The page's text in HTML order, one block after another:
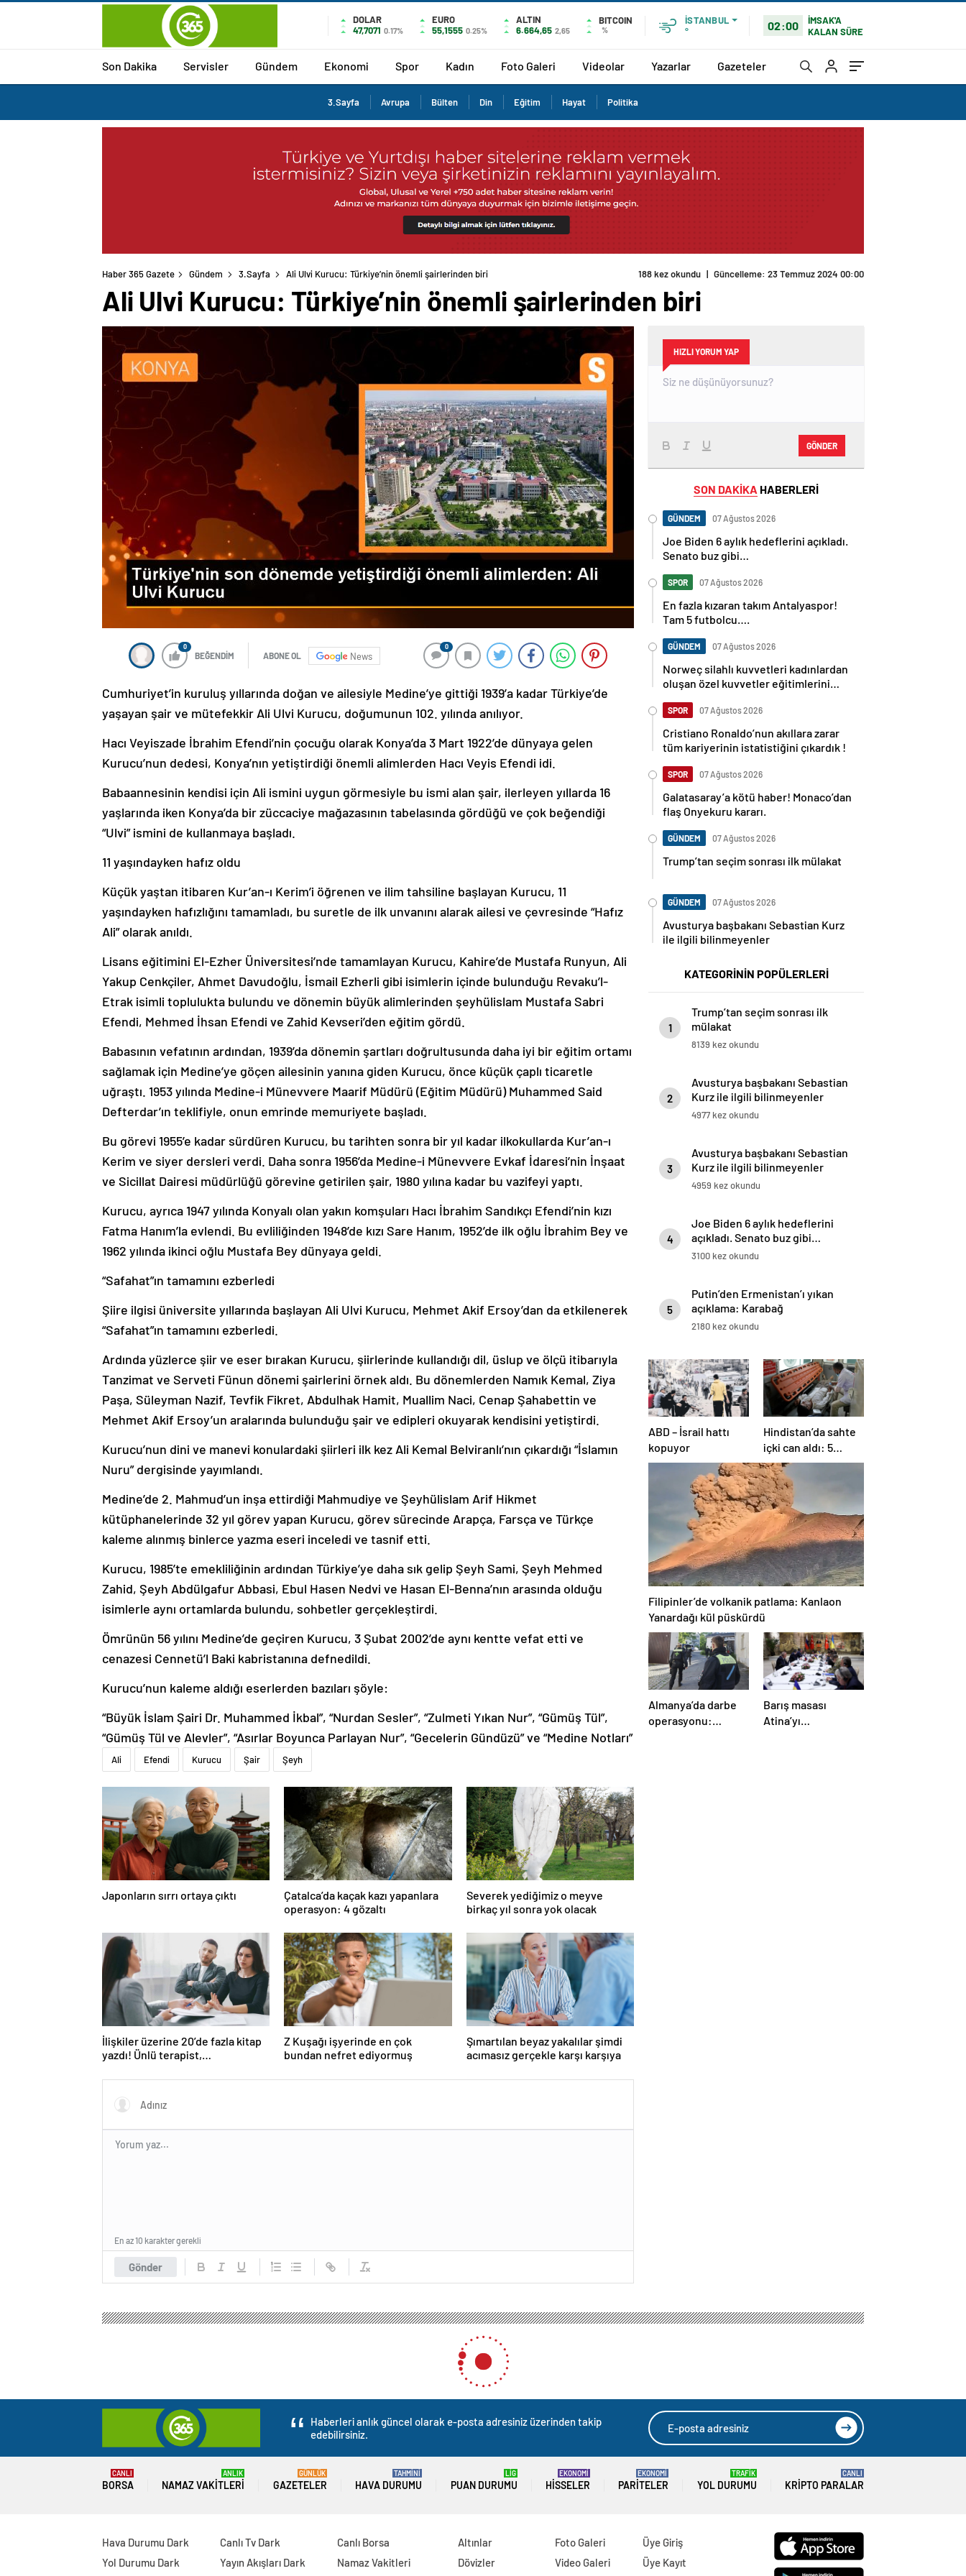
DOLAR
47,7071 0.17%
EURO
55,1555 0.25%
ALTIN
6.664,65 2,65
BITCOIN
%
İSTANBUL
°
02:00
İMSAK'A
KALAN SÜRE
Son Dakika Servisler Gündem Ekonomi Spor Kadın Foto Galeri Videolar Yazarlar Gazeteler
3.Sayfa Avrupa Bülten Din Eğitim Hayat Politika
Haber 365 Gazete Gündem 3.Sayfa Ali Ulvi Kurucu: Türkiye’nin önemli şairlerinden biri 188 kez okundu | Güncelleme: 23 Temmuz 2024 00:00
Ali Ulvi Kurucu: Türkiye’nin önemli şairlerinden biri
0
BEĞENDİM ABONE OL News
0
Cumhuriyet’in kuruluş yıllarında doğan ve ailesiyle Medine’ye gittiği 1939’a kadar Türkiye’de
yaşayan şair ve mütefekkir Ali Ulvi Kurucu, doğumunun 102. yılında anılıyor.
Hacı Veyiszade İbrahim Efendi’nin çocuğu olarak Konya’da 3 Mart 1922’de dünyaya gelen
Kurucu’nun dedesi, Konya’nın yetiştirdiği önemli alimlerden Hacı Veyis Efendi idi.
Babaannesinin kendisi için Ali ismini uygun görmesiyle bu ismi alan şair, ilerleyen yıllarda 16
yaşlarında iken Konya’da bir züccaciye mağazasının tabelasında gördüğü ve çok beğendiği
“Ulvi” ismini de kullanmaya başladı.
11 yaşındayken hafız oldu
Küçük yaştan itibaren Kur’an-ı Kerim’i öğrenen ve ilim tahsiline başlayan Kurucu, 11
yaşındayken hafızlığını tamamladı, bu suretle de ilk unvanını alarak ailesi ve çevresinde “Hafız
Ali” olarak anıldı.
Lisans eğitimini El-Ezher Üniversitesi’nde tamamlayan Kurucu, Kahire’de Mustafa Runyun, Ali
Yakup Cenkçiler, Ahmet Davudoğlu, İsmail Ezherli gibi isimlerin içinde bulunduğu Revaku’l-
Etrak isimli toplulukta bulundu ve dönemin büyük alimlerinden şeyhülislam Mustafa Sabri
Efendi, Mehmed İhsan Efendi ve Zahid Kevseri’den eğitim gördü.
Babasının vefatının ardından, 1939’da dönemin şartları doğrultusunda daha iyi bir eğitim ortamı
sağlamak için Medine’ye göçen ailesinin yanına giden Kurucu, önce küçük çaplı ticaretle
uğraştı. 1953 yılında Medine-i Münevvere Maarif Müdürü (Eğitim Müdürü) Muhammed Said
Defterdar’ın teklifiyle, onun emrinde memuriyete başladı.
Bu görevi 1955’e kadar sürdüren Kurucu, bu tarihten sonra bir yıl kadar ilkokullarda Kur’an-ı
Kerim ve siyer dersleri verdi. Daha sonra 1956’da Medine-i Münevvere Evkaf İdaresi’nin İnşaat
ve Sicillat Dairesi müdürlüğü görevine getirilen şair, 1980 yılına kadar bu vazifeyi yaptı.
Kurucu, ayrıca 1947 yılında Konyalı olan yakın komşuları Hacı İbrahim Sandıkçı Efendi’nin kızı
Fatma Hanım’la evlendi. Bu evliliğinden 1948’de kızı Sare Hanım, 1952’de ilk oğlu İbrahim Bey ve
1962 yılında ikinci oğlu Mustafa Bey dünyaya geldi.
“Safahat”ın tamamını ezberledi
Şiire ilgisi üniversite yıllarında başlayan Ali Ulvi Kurucu, Mehmet Akif Ersoy’dan da etkilenerek
“Safahat”ın tamamını ezberledi.
Ardında yüzlerce şiir ve eser bırakan Kurucu, şiirlerinde kullandığı dil, üslup ve ölçü itibarıyla
Tanzimat ve Serveti Fünun dönemi şairlerini örnek aldı. Bu dönemlerden Namık Kemal, Ziya
Paşa, Süleyman Nazif, Tevfik Fikret, Abdulhak Hamit, Muallim Naci, Cenap Şahabettin ve
Mehmet Akif Ersoy’un aralarında bulunduğu şair ve edipleri okuyarak kendisini yetiştirdi.
Kurucu’nun dini ve manevi konulardaki şiirleri ilk kez Ali Kemal Belviranlı’nın çıkardığı “İslamın
Nuru” dergisinde yayımlandı.
Medine’de 2. Mahmud’un inşa ettirdiği Mahmudiye ve Şeyhülislam Arif Hikmet
kütüphanelerinde 32 yıl görev yapan Kurucu, görev sürecinde Arapça, Farsça ve Türkçe
kaleme alınmış binlerce yazma eseri inceledi ve tasnif etti.
Kurucu, 1985’te emekliliğinin ardından Türkiye’ye daha sık gelip Şeyh Sami, Şeyh Mehmed
Zahid, Şeyh Abdülgafur Abbasi, Ebul Hasen Nedvi ve Hasan El-Benna’nın arasında olduğu
isimlerle aynı ortamlarda bulundu, sohbetler gerçekleştirdi.
Ömrünün 56 yılını Medine’de geçiren Kurucu, 3 Şubat 2002’de aynı kentte vefat etti ve
cenazesi Cennetü’l Baki kabristanına defnedildi.
Kurucu’nun kaleme aldığı eserlerden bazıları şöyle:
“Büyük İslam Şairi Dr. Muhammed İkbal”, “Nurdan Sesler”, “Zulmeti Yıkan Nur”, “Gümüş Tül”,
“Gümüş Tül ve Alevler”, “Asırlar Boyunca Parlayan Nur”, “Gecelerin Gündüzü” ve “Medine Notları”
Ali Efendi Kurucu Şair Şeyh
Japonların sırrı ortaya çıktı
Çatalca’da kaçak kazı yapanlara
operasyon: 4 gözaltı
Severek yediğimiz o meyve
birkaç yıl sonra yok olacak
İlişkiler üzerine 20’de fazla kitap
yazdı! Ünlü terapist,
açıklıyor
Z Kuşağı işyerinde en çok
bundan nefret ediyormuş
Şımartılan beyaz yakalılar şimdi
acımasız gerçekle karşı karşıya
Gönder
En az 10 karakter gerekli
HIZLI YORUM YAP
GÖNDER
SON DAKİKA HABERLERİ
GÜNDEM 07 Ağustos 2026
Joe Biden 6 aylık hedeflerini açıkladı.
Senato buz gibi…
SPOR 07 Ağustos 2026
En fazla kızaran takım Antalyaspor!
Tam 5 futbolcu….
GÜNDEM 07 Ağustos 2026
Norweç silahlı kuvvetleri kadınlardan
oluşan özel kuvvetler eğitimlerini
SPOR 07 Ağustos 2026
Cristiano Ronaldo’nun akıllara zarar
tüm kariyerinin istatistiğini çıkardık !
SPOR 07 Ağustos 2026
Galatasaray’a kötü haber! Monaco’dan
flaş Onyekuru kararı.
GÜNDEM 07 Ağustos 2026
Trump’tan seçim sonrası ilk mülakat
GÜNDEM 07 Ağustos 2026
Avusturya başbakanı Sebastian Kurz
ile ilgili bilinmeyenler
KATEGORİNİN POPÜLERLERİ
1
Trump’tan seçim sonrası ilk
mülakat
8139 kez okundu
2
Avusturya başbakanı Sebastian
Kurz ile ilgili bilinmeyenler
4977 kez okundu
3
Avusturya başbakanı Sebastian
Kurz ile ilgili bilinmeyenler
4959 kez okundu
4
Joe Biden 6 aylık hedeflerini
açıkladı. Senato buz gibi…
3100 kez okundu
5
Putin’den Ermenistan’ı yıkan
açıklama: Karabağ
Azerbaycan’ın ayrılmaz bir
2180 kez okundu
ABD – İsrail hattı
kopuyor
Hindistan’da sahte
içki can aldı: 5
köyde alarm verildi
Filipinler’de volkanik patlama: Kanlaon
Yanardağı kül püskürdü
Almanya’da darbe
operasyonu:
Barış masası
Atina’yı
Haberleri anlık güncel olarak e-posta adresiniz üzerinden takip
edebilirsiniz.
BORSA
CANLI
NAMAZ VAKITLERI
ANLIK
GAZETELER
GÜNLÜK
HAVA DURUMU
TAHMİNİ
PUAN DURUMU
LİG
HISSELER
EKONOMİ
PARITELER
EKONOMİ
YOL DURUMU
TRAFİK
KRIPTO PARALAR
CANLI
Hava Durumu Dark
Yol Durumu Dark
Canlı Tv Dark
Yayın Akışları Dark
Canlı Borsa
Namaz Vakitleri
Altınlar
Dövizler
Foto Galeri
Video Galeri
Üye Giriş
Üye Kayıt